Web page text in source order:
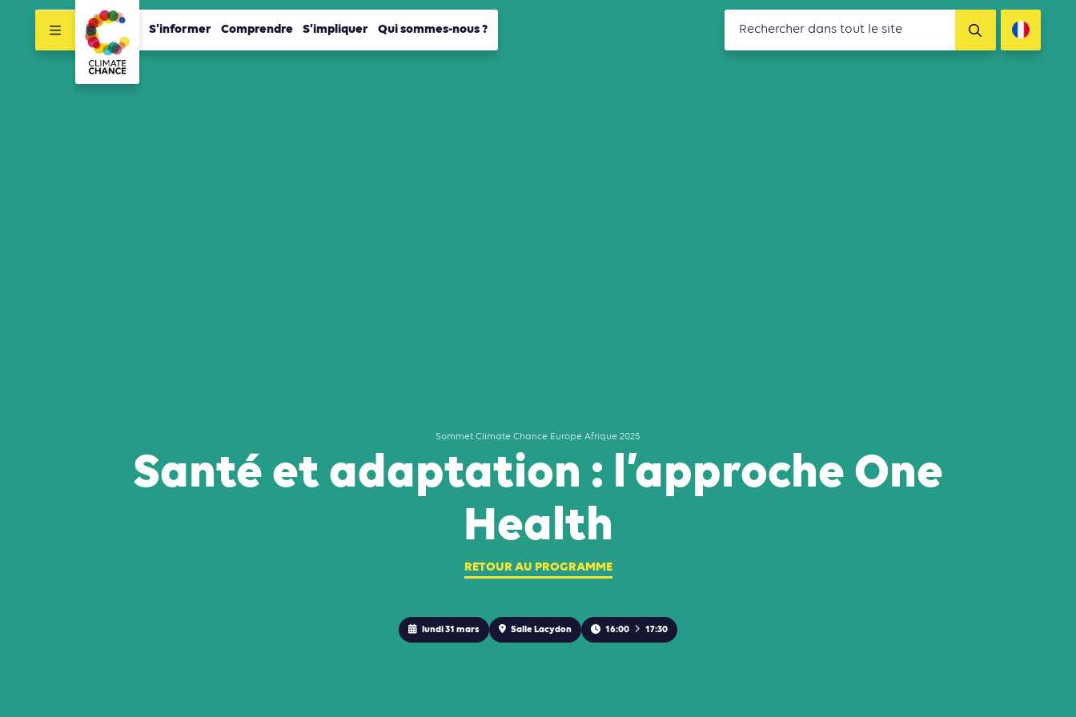
S’informer Comprendre S’impliquer Qui sommes-nous ?
Sommet Climate Chance Europe Afrique 2025
Santé et adaptation : l’approche One
Health
RETOUR AU PROGRAMME
lundi 31 mars Salle Lacydon 16:00 17:30